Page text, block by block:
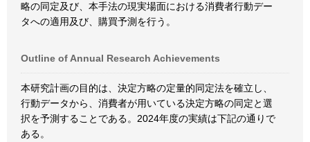
略の同定及び、本手法の現実場面における消費者行動デー
タへの適用及び、購買予測を行う。
Outline of Annual Research Achievements
本研究計画の目的は、決定方略の定量的同定法を確立し、
行動データから、消費者が用いている決定方略の同定と選
択を予測することである。2024年度の実績は下記の通りで
ある。